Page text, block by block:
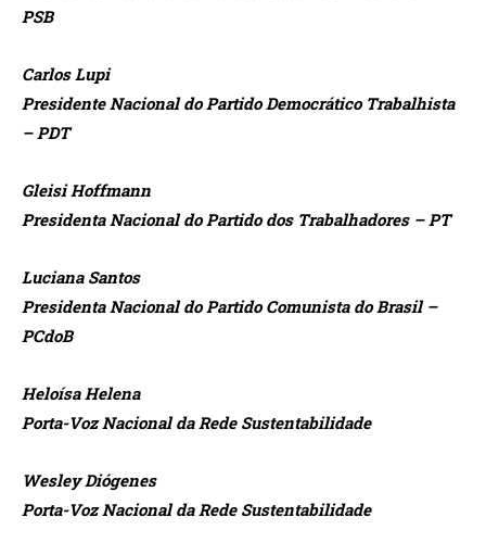
PSB
Carlos Lupi
Presidente Nacional do Partido Democrático Trabalhista
– PDT
Gleisi Hoffmann
Presidenta Nacional do Partido dos Trabalhadores – PT
Luciana Santos
Presidenta Nacional do Partido Comunista do Brasil –
PCdoB
Heloísa Helena
Porta-Voz Nacional da Rede Sustentabilidade
Wesley Diógenes
Porta-Voz Nacional da Rede Sustentabilidade